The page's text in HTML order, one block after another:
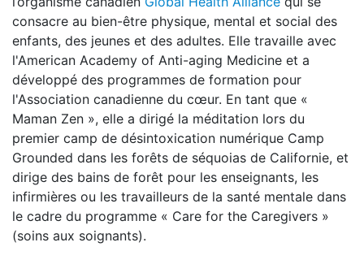
consacre au bien-être physique, mental et social des
enfants, des jeunes et des adultes. Elle travaille avec
l'American Academy of Anti-aging Medicine et a
développé des programmes de formation pour
l'Association canadienne du cœur. En tant que «
Maman Zen », elle a dirigé la méditation lors du
premier camp de désintoxication numérique Camp
Grounded dans les forêts de séquoias de Californie, et
dirige des bains de forêt pour les enseignants, les
infirmières ou les travailleurs de la santé mentale dans
le cadre du programme « Care for the Caregivers »
(soins aux soignants).